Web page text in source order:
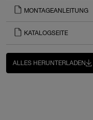
MONTAGEANLEITUNG
KATALOGSEITE
ALLES HERUNTERLADEN